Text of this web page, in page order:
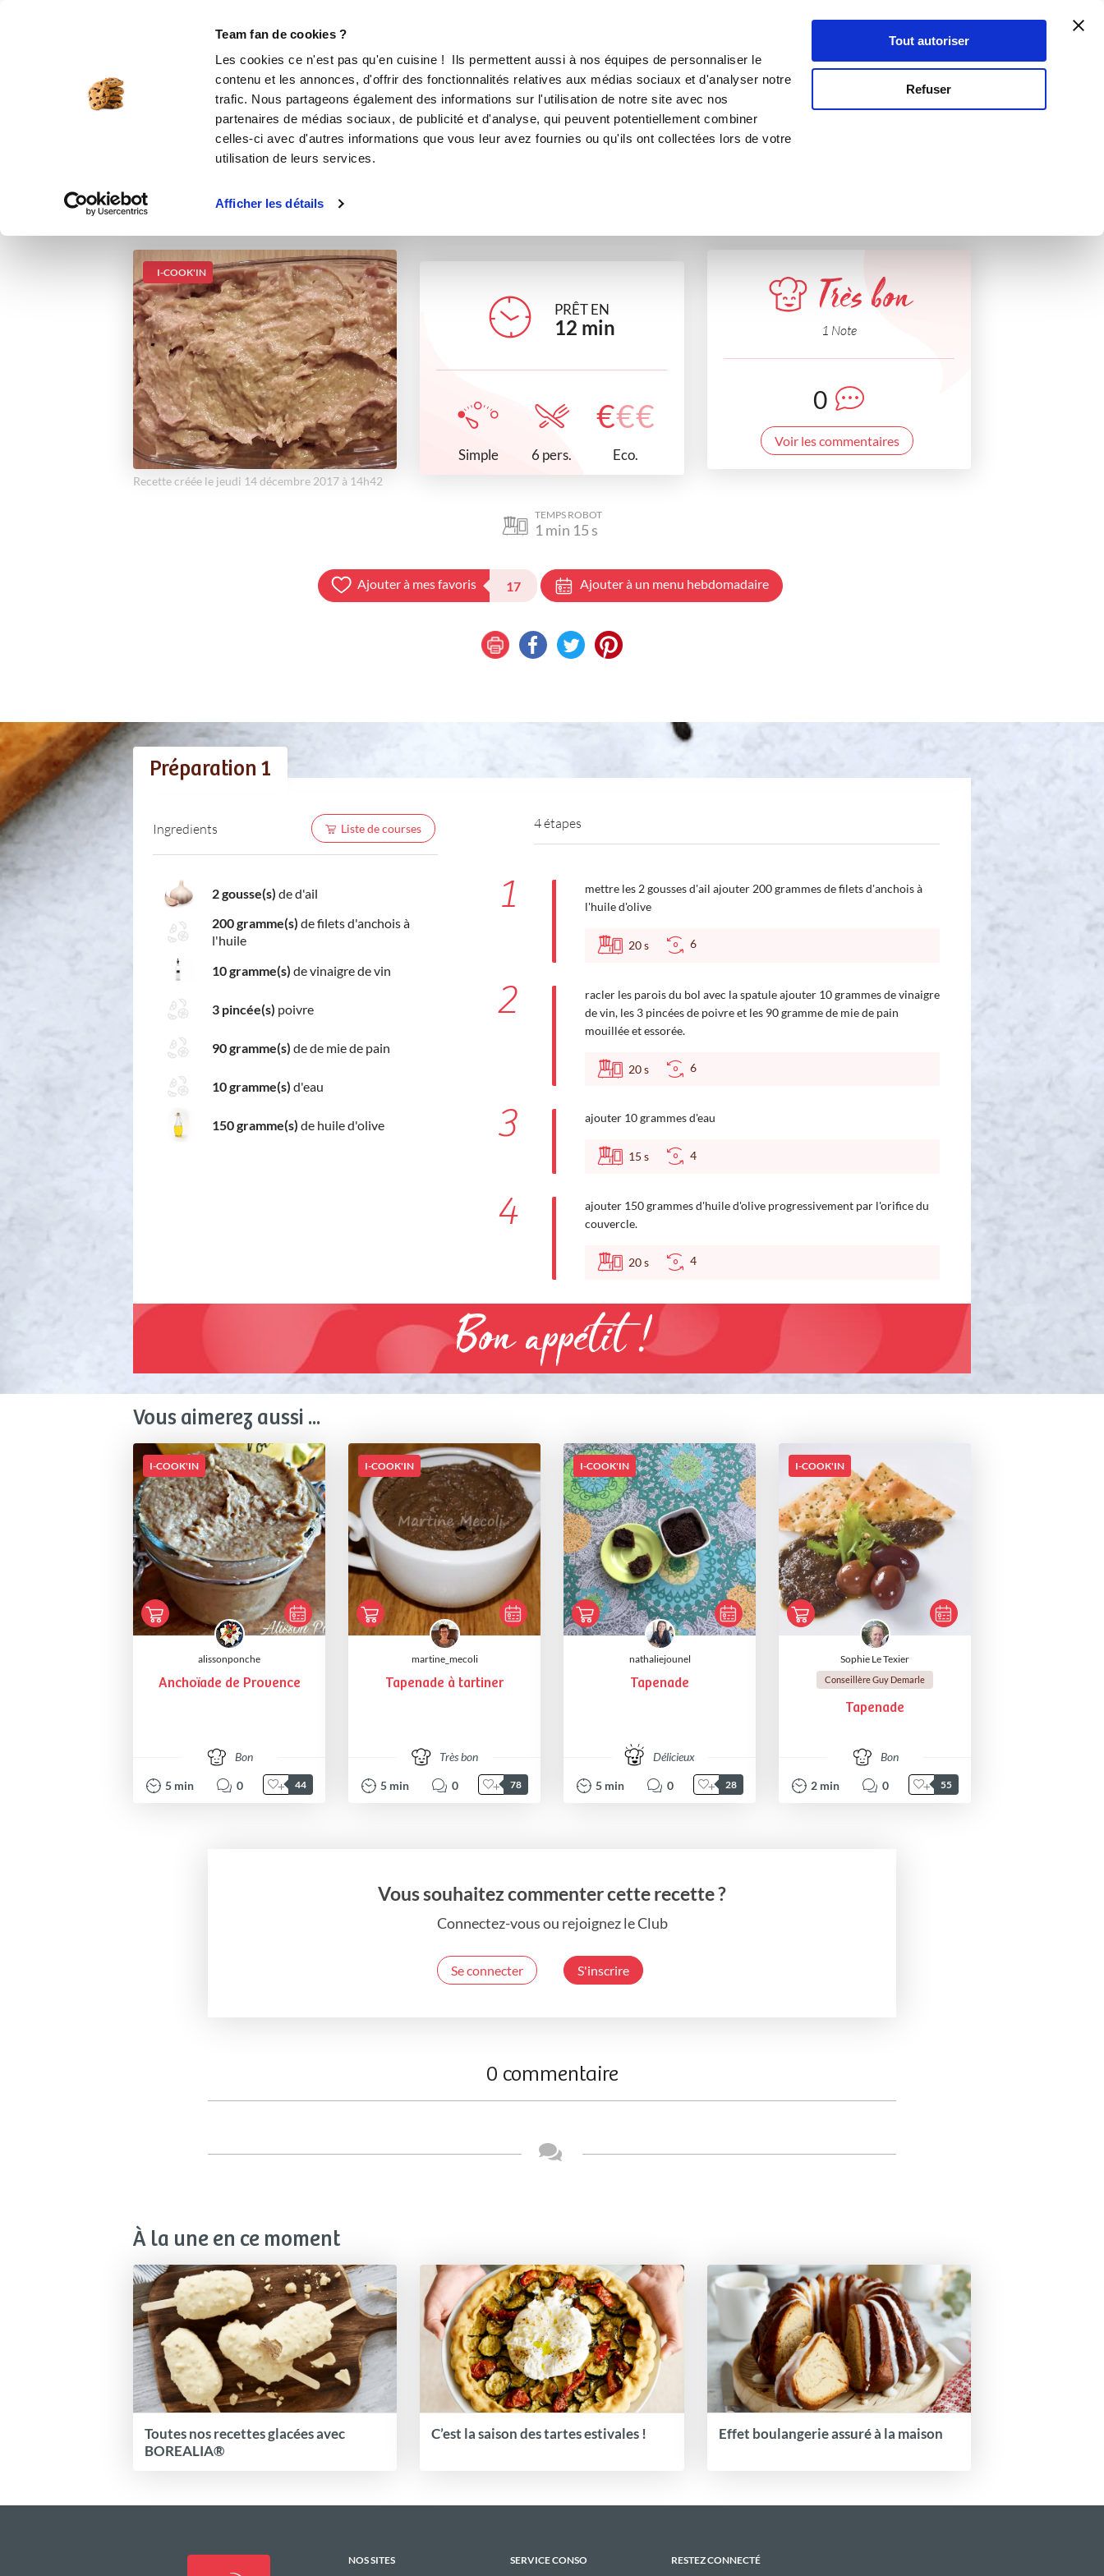
Team fan de cookies ?
Les cookies ce n'est pas qu'en cuisine ! Ils permettent aussi à nos équipes de personnaliser le
contenu et les annonces, d'offrir des fonctionnalités relatives aux médias sociaux et d'analyser notre
trafic. Nous partageons également des informations sur l'utilisation de notre site avec nos
partenaires de médias sociaux, de publicité et d'analyse, qui peuvent potentiellement combiner
celles-ci avec d'autres informations que vous leur avez fournies ou qu'ils ont collectées lors de votre
utilisation de leurs services.
Afficher les détails
Tout autoriser
Refuser
Se connecter
Anchoïade camarguaise
apéritifs Saveurs de nos régions
I-COOK'IN
Recette créée le jeudi 14 décembre 2017 à 14h42
PRÊT EN
12 min
Simple 6 pers.
€€€
Eco.
Très bon
1 Note
0
Voir les commentaires
TEMPS ROBOT
1 min 15 s
Ajouter à mes favoris 17 Ajouter à un menu hebdomadaire
Préparation 1
Ingredients Liste de courses
2 gousse(s) de d'ail
200 gramme(s) de filets d'anchois à
l'huile
10 gramme(s) de vinaigre de vin
3 pincée(s) poivre
90 gramme(s) de de mie de pain
10 gramme(s) d'eau
150 gramme(s) de huile d'olive
4 étapes
1
mettre les 2 gousses d'ail ajouter 200 grammes de filets d'anchois à
l'huile d'olive
20s 6
2
racler les parois du bol avec la spatule ajouter 10 grammes de vinaigre
de vin, les 3 pincées de poivre et les 90 gramme de mie de pain
mouillée et essorée.
20s 6
3 ajouter 10 grammes d'eau
15 s 4
4
ajouter 150 grammes d'huile d'olive progressivement par l'orifice du
couvercle.
20s 4
Bon appétit !
Vous aimerez aussi ...
I-COOK'IN
alissonponche
Anchoïade de Provence
Bon
5 min 0 44
I-COOK'IN
martine_mecoli
Tapenade à tartiner
Très bon
5 min 0 78
I-COOK'IN
nathaliejounel
Tapenade
Délicieux
5 min 0 28
I-COOK'IN
Sophie Le Texier
Conseillère Guy Demarle
Tapenade
Bon
2 min 0 55
Vous souhaitez commenter cette recette ?
Connectez-vous ou rejoignez le Club
Se connecter S'inscrire
0 commentaire
À la une en ce moment
Toutes nos recettes glacées avec
BOREALIA®
C’est la saison des tartes estivales ! Effet boulangerie assuré à la maison
NOS SITES SERVICE CONSO RESTEZ CONNECTÉ